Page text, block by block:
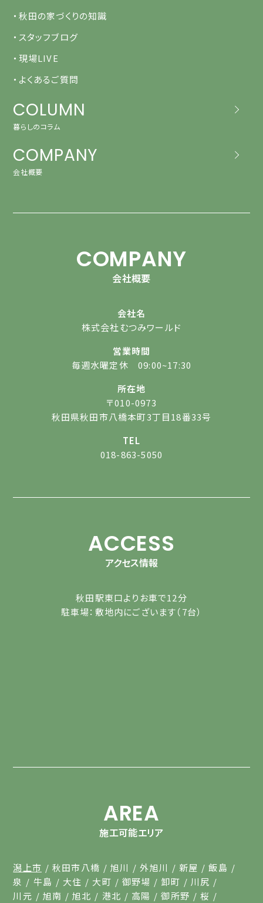
・秋田の家づくりの知識
・スタッフブログ
・現場LIVE
・よくあるご質問
COLUMN
暮らしのコラム
COMPANY
会社概要
COMPANY
会社概要
会社名
株式会社むつみワールド
営業時間
毎週水曜定休 09:00~17:30
所在地
〒010-0973
秋田県秋田市八橋本町3丁目18番33号
TEL
018-863-5050
ACCESS
アクセス情報
秋田駅東口よりお車で12分
駐車場：敷地内にございます（7台）
AREA
施工可能エリア
潟上市 秋田市八橋 旭川 外旭川 新屋
飯島
泉
牛島 大住 大町 御野場 卸町
川尻
川元
旭南 旭北 港北 高陽 御所野 桜